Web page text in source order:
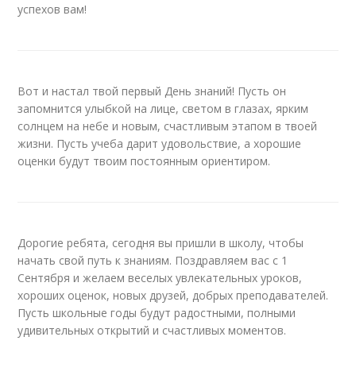
успехов вам!
Вот и настал твой первый День знаний! Пусть он
запомнится улыбкой на лице, светом в глазах, ярким
солнцем на небе и новым, счастливым этапом в твоей
жизни. Пусть учеба дарит удовольствие, а хорошие
оценки будут твоим постоянным ориентиром.
Дорогие ребята, сегодня вы пришли в школу, чтобы
начать свой путь к знаниям. Поздравляем вас с 1
Сентября и желаем веселых увлекательных уроков,
хороших оценок, новых друзей, добрых преподавателей.
Пусть школьные годы будут радостными, полными
удивительных открытий и счастливых моментов.